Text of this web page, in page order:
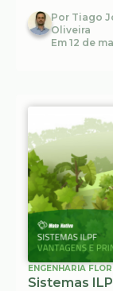
Por Tiago
Oliveira
Em 12 de
ENGENHARIA
Sistemas